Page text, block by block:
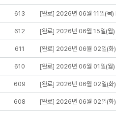
613 [완료] 2026년 06월 11일(목)
612 [완료] 2026년 06월 15일(월)
611 [완료] 2026년 06월 02일(화)
610 [완료] 2026년 06월 01일(월)
609 [완료] 2026년 06월 02일(화
608 [완료] 2026년 06월 02일(화